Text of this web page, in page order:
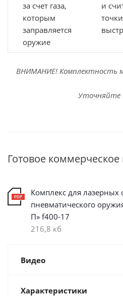
за счет газа,
которым
заправляется
оружие
и
точки
ВНИМАНИЕ! Комплектность
Уточняйте
Готовое
Комплекс для лазерных
пневматического
П» f400-17
216,8 кб
Видео
Характеристики